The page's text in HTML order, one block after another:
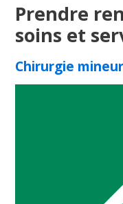
Prendre
soins et
Chirurgie
Bibliothèque
l'Île-de-